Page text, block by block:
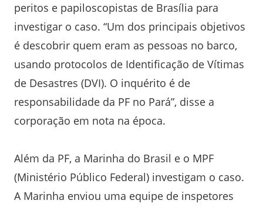
peritos e papiloscopistas de Brasília para
investigar o caso. “Um dos principais objetivos
é descobrir quem eram as pessoas no barco,
usando protocolos de Identificação de Vítimas
de Desastres (DVI). O inquérito é de
responsabilidade da PF no Pará”, disse a
corporação em nota na época.
Além da PF, a Marinha do Brasil e o MPF
(Ministério Público Federal) investigam o caso.
A Marinha enviou uma equipe de inspetores